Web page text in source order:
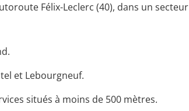
Félix-Leclerc (40), dans un secteur
et Lebourgneuf.
situés à moins de 500 mètres.